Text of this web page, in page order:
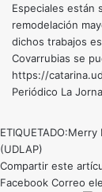
Especiales están
remodelación
dichos trabajos
Covarrubias se
https://
Periódico La
ETIQUETADO:Merry
(UDLAP)
Compartir este
Facebook Correo